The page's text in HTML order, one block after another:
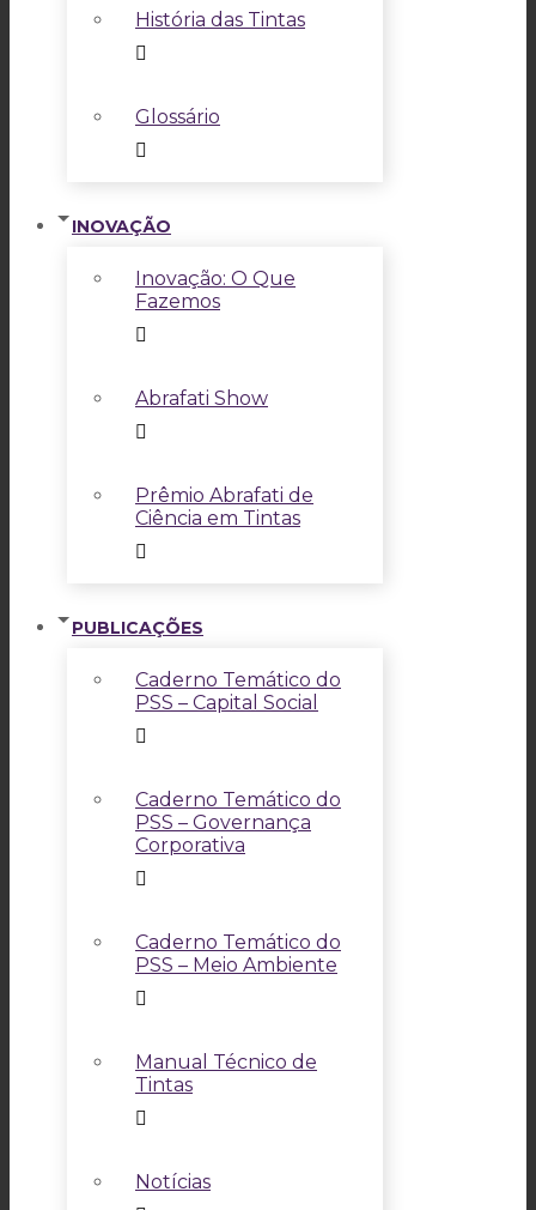
História das Tintas
Glossário
INOVAÇÃO
Inovação: O Que
Fazemos
Abrafati Show
Prêmio Abrafati de
Ciência em Tintas
PUBLICAÇÕES
Caderno Temático do
PSS – Capital Social
Caderno Temático do
PSS – Governança
Corporativa
Caderno Temático do
PSS – Meio Ambiente
Manual Técnico de
Tintas
Notícias